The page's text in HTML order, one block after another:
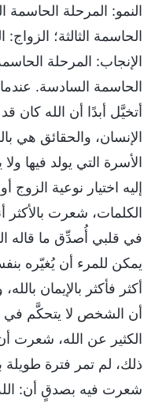
النمو: المرحلة الحاسمة
الحاسمة الثالثة؛
الإنجاب: المرحلة
الحاسمة السادسة.
أتخيَّل أبدًا أن الله كان
الإنسان، والحقائق هي
الأسرة التي يولد فيها
إليه اختيار نوعية
الكلمات، شعرت بالأكثر
في قلبي أُصدِّق ما قاله
يمكن للمرء أن يُغيّره
أكثر فأكثر بالإيمان
أن الشخص لا يتحكَّم في
الكثير عن الله، شعرت
ذلك، لم تمر فترة طويلة
شعرت فيه بصدقٍ أن: